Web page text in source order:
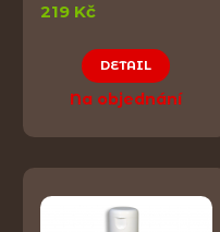
219 Kč
DETAIL
Na objednání